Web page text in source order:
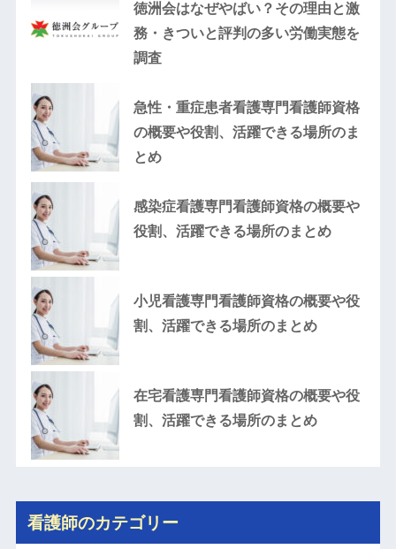
徳洲会はなぜやばい？その理由と激
務・きついと評判の多い労働実態を
調査
急性・重症患者看護専門看護師資格
の概要や役割、活躍できる場所のま
とめ
感染症看護専門看護師資格の概要や
役割、活躍できる場所のまとめ
小児看護専門看護師資格の概要や役
割、活躍できる場所のまとめ
在宅看護専門看護師資格の概要や役
割、活躍できる場所のまとめ
看護師のカテゴリー